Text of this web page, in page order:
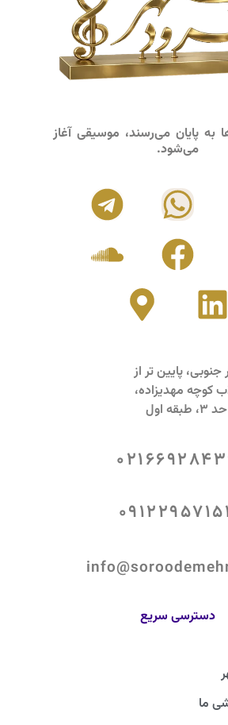
به پایان می‌رسند، موسیقی آغاز
می‌شود.
جنوبی، پایین تر از
کوچه مهدیزاده،
دسترسی سریع
ما